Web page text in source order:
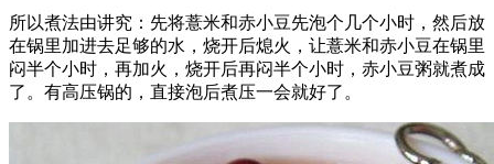
所以煮法由讲究：先将薏米和赤小豆先泡个几个小时，然后放
在锅里加进去足够的水，烧开后熄火，让薏米和赤小豆在锅里
闷半个小时，再加火，烧开后再闷半个小时，赤小豆粥就煮成
了。有高压锅的，直接泡后煮压一会就好了。